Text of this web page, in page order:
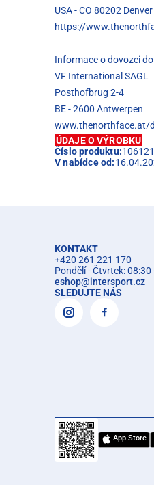
USA - CO 80202 Denver
https://
Informace o dovozci do
VF International SAGL
Posthofbrug 2-4
BE - 2600 Antwerpen
www.thenorthface.at/
ÚDAJE O VÝROBKU
Číslo produktu:
V nabídce od:
KONTAKT
+420 261 221 170
Pondělí - Čtvrtek:
eshop@intersport.cz
SLEDUJTE NÁS
App Store